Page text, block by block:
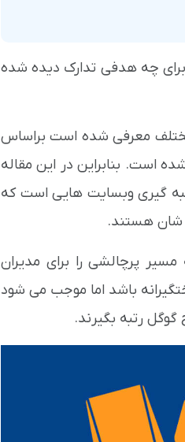
برای چه هدفی تدارک دیده شده
معرفی شده است براساس
است. بنابراین در این مقاله
گیری وبسایت هایی است که
شان هستند.
پرچالشی را برای مدیران
باشد اما موجب می شود
رتبه بگیرند.